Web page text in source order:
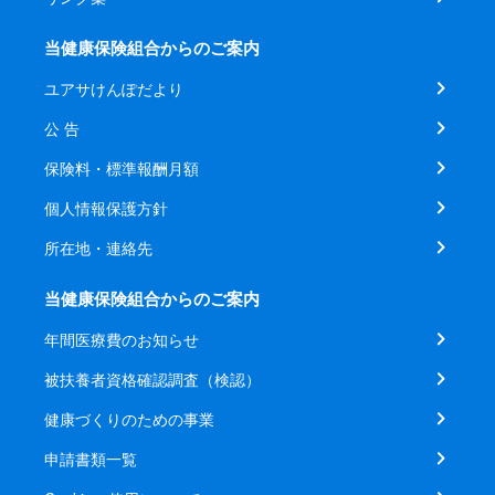
当健康保険組合からのご案内
ユアサけんぽだより
公 告
保険料・標準報酬月額
個人情報保護方針
所在地・連絡先
当健康保険組合からのご案内
年間医療費のお知らせ
被扶養者資格確認調査（検認）
健康づくりのための事業
申請書類一覧